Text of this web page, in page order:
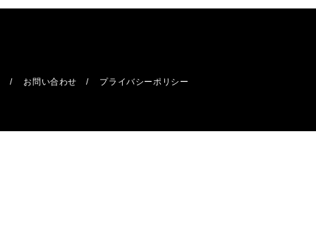
お問い合わせ プライバシーポリシー